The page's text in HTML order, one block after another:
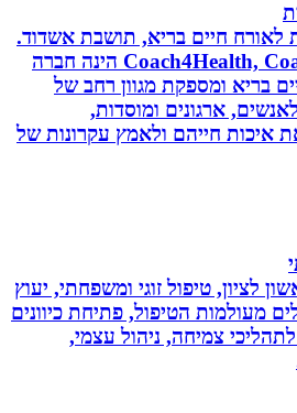
חיים בריא, תושבת אשדוד.
בעלת Coach4Health, Coach4health הינה חברה
ומספקת מגוון רחב של
ארגונים ומוסדות,
חייהם ולאמץ עקרונות של
טיפול זוגי ומשפחתי, יעוץ
הטיפול, פתיחת כיוונים
צמיחה, ניהול עצמי,